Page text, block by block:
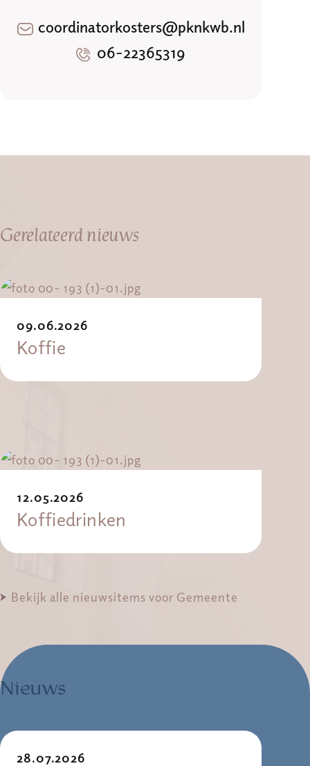
coordinatorkosters@pknkwb.nl
06-22365319
Gerelateerd nieuws
09.06.2026
Koffie
12.05.2026
Koffiedrinken
Bekijk alle nieuwsitems voor Gemeente
Nieuws
28.07.2026